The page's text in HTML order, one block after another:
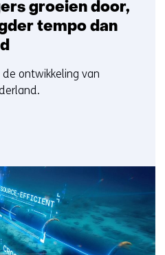
groeien door,
tempo dan
ontwikkeling van